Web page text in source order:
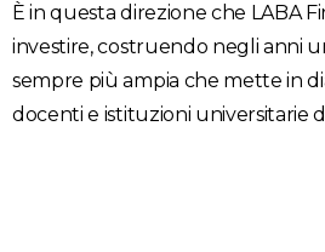
È in questa direzione che LABA
investire, costruendo negli anni
sempre più ampia che mette in
docenti e istituzioni universitarie